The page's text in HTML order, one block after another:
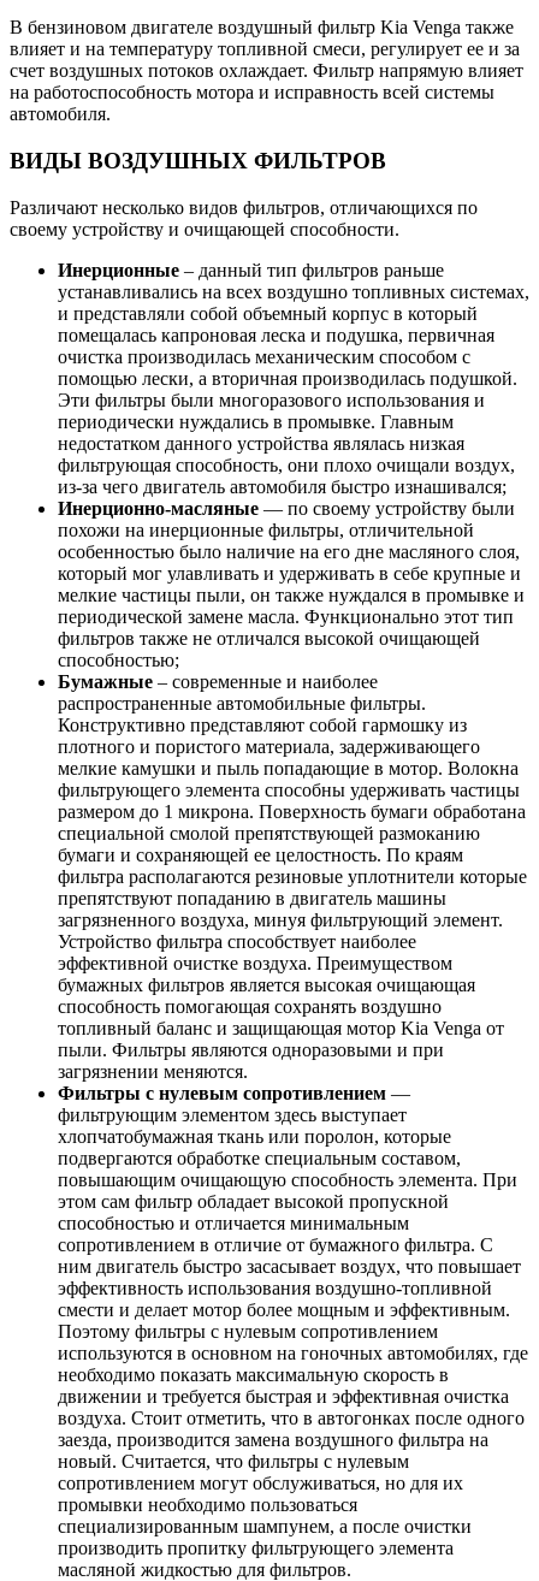
В бензиновом двигателе воздушный фильтр Kia Venga также
влияет и на температуру топливной смеси, регулирует ее и за
счет воздушных потоков охлаждает. Фильтр напрямую влияет
на работоспособность мотора и исправность всей системы
автомобиля.
ВИДЫ ВОЗДУШНЫХ ФИЛЬТРОВ
Различают несколько видов фильтров, отличающихся по
своему устройству и очищающей способности.
Инерционные – данный тип фильтров раньше
устанавливались на всех воздушно топливных системах,
и представляли собой объемный корпус в который
помещалась капроновая леска и подушка, первичная
очистка производилась механическим способом с
помощью лески, а вторичная производилась подушкой.
Эти фильтры были многоразового использования и
периодически нуждались в промывке. Главным
недостатком данного устройства являлась низкая
фильтрующая способность, они плохо очищали воздух,
из-за чего двигатель автомобиля быстро изнашивался;
Инерционно-масляные — по своему устройству были
похожи на инерционные фильтры, отличительной
особенностью было наличие на его дне масляного слоя,
который мог улавливать и удерживать в себе крупные и
мелкие частицы пыли, он также нуждался в промывке и
периодической замене масла. Функционально этот тип
фильтров также не отличался высокой очищающей
способностью;
Бумажные – современные и наиболее
распространенные автомобильные фильтры.
Конструктивно представляют собой гармошку из
плотного и пористого материала, задерживающего
мелкие камушки и пыль попадающие в мотор. Волокна
фильтрующего элемента способны удерживать частицы
размером до 1 микрона. Поверхность бумаги обработана
специальной смолой препятствующей размоканию
бумаги и сохраняющей ее целостность. По краям
фильтра располагаются резиновые уплотнители которые
препятствуют попаданию в двигатель машины
загрязненного воздуха, минуя фильтрующий элемент.
Устройство фильтра способствует наиболее
эффективной очистке воздуха. Преимуществом
бумажных фильтров является высокая очищающая
способность помогающая сохранять воздушно
топливный баланс и защищающая мотор Kia Venga от
пыли. Фильтры являются одноразовыми и при
загрязнении меняются.
Фильтры с нулевым сопротивлением —
фильтрующим элементом здесь выступает
хлопчатобумажная ткань или поролон, которые
подвергаются обработке специальным составом,
повышающим очищающую способность элемента. При
этом сам фильтр обладает высокой пропускной
способностью и отличается минимальным
сопротивлением в отличие от бумажного фильтра. С
ним двигатель быстро засасывает воздух, что повышает
эффективность использования воздушно-топливной
смести и делает мотор более мощным и эффективным.
Поэтому фильтры с нулевым сопротивлением
используются в основном на гоночных автомобилях, где
необходимо показать максимальную скорость в
движении и требуется быстрая и эффективная очистка
воздуха. Стоит отметить, что в автогонках после одного
заезда, производится замена воздушного фильтра на
новый. Считается, что фильтры с нулевым
сопротивлением могут обслуживаться, но для их
промывки необходимо пользоваться
специализированным шампунем, а после очистки
производить пропитку фильтрующего элемента
масляной жидкостью для фильтров.